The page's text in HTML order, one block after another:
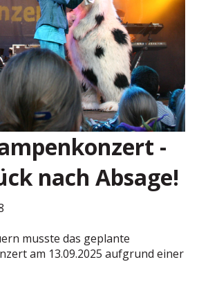
-
nach Absage!
musste das geplante
am 13.09.2025 aufgrund einer